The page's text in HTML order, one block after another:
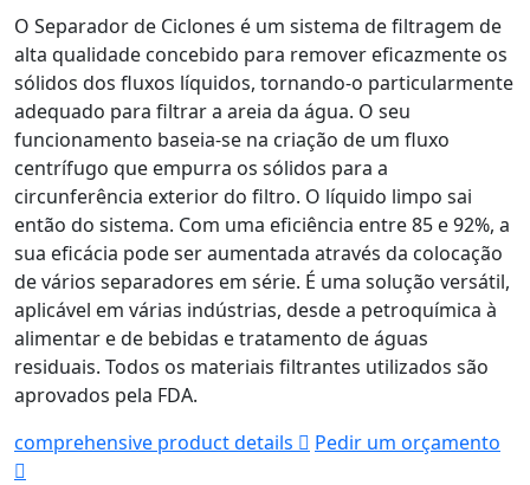
O Separador de Ciclones é um sistema de filtragem de
alta qualidade concebido para remover eficazmente os
sólidos dos fluxos líquidos, tornando-o particularmente
adequado para filtrar a areia da água. O seu
funcionamento baseia-se na criação de um fluxo
centrífugo que empurra os sólidos para a
circunferência exterior do filtro. O líquido limpo sai
então do sistema. Com uma eficiência entre 85 e 92%, a
sua eficácia pode ser aumentada através da colocação
de vários separadores em série. É uma solução versátil,
aplicável em várias indústrias, desde a petroquímica à
alimentar e de bebidas e tratamento de águas
residuais. Todos os materiais filtrantes utilizados são
aprovados pela FDA.
comprehensive product details
Pedir um orçamento